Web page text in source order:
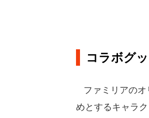
コラボグ
ファミリアのオ
めとするキャラ